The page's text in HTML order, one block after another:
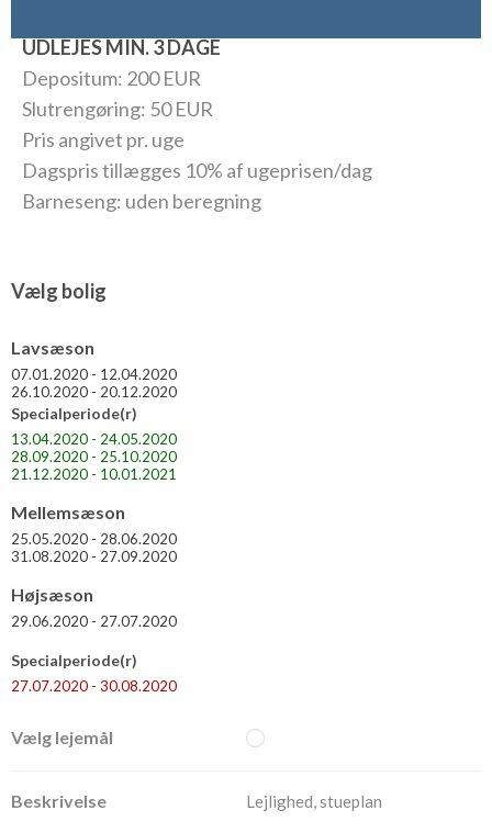
ikke så langt væk. Så hvorfor vente?
UDLEJES MIN. 3 DAGE
Depositum: 200 EUR
Slutrengøring: 50 EUR
Pris angivet pr. uge
Dagspris tillægges 10% af ugeprisen/dag
Barneseng: uden beregning
Vælg bolig
Lavsæson
07.01.2020 - 12.04.2020
26.10.2020 - 20.12.2020
Specialperiode(r)
13.04.2020 - 24.05.2020
28.09.2020 - 25.10.2020
21.12.2020 - 10.01.2021
Mellemsæson
25.05.2020 - 28.06.2020
31.08.2020 - 27.09.2020
Højsæson
29.06.2020 - 27.07.2020
Specialperiode(r)
27.07.2020 - 30.08.2020
Lejlighed, stueplan